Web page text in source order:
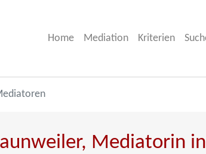
Home Mediation Kriterien
Mediatorin